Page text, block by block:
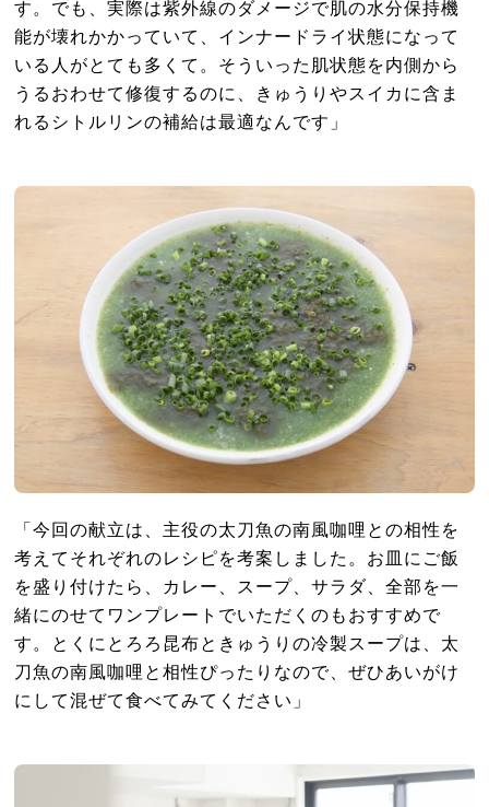
す。でも、実際は紫外線のダメージで肌の水分保持機
能が壊れかかっていて、インナードライ状態になって
いる人がとても多くて。そういった肌状態を内側から
うるおわせて修復するのに、きゅうりやスイカに含ま
れるシトルリンの補給は最適なんです」
「今回の献立は、主役の太刀魚の南風咖哩との相性を
考えてそれぞれのレシピを考案しました。お皿にご飯
を盛り付けたら、カレー、スープ、サラダ、全部を一
緒にのせてワンプレートでいただくのもおすすめで
す。とくにとろろ昆布ときゅうりの冷製スープは、太
刀魚の南風咖哩と相性ぴったりなので、ぜひあいがけ
にして混ぜて食べてみてください」